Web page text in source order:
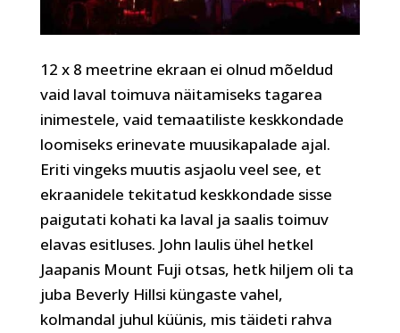
12 x 8 meetrine ekraan ei olnud mõeldud
vaid laval toimuva näitamiseks tagarea
inimestele, vaid temaatiliste keskkondade
loomiseks erinevate muusikapalade ajal.
Eriti vingeks muutis asjaolu veel see, et
ekraanidele tekitatud keskkondade sisse
paigutati kohati ka laval ja saalis toimuv
elavas esitluses. John laulis ühel hetkel
Jaapanis Mount Fuji otsas, hetk hiljem oli ta
juba Beverly Hillsi küngaste vahel,
kolmandal juhul küünis, mis täideti rahva